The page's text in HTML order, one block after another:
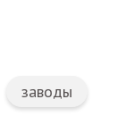
заводы